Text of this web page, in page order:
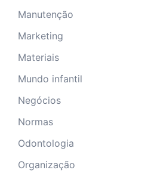
Manutenção
Marketing
Materiais
Mundo infantil
Negócios
Normas
Odontologia
Organização